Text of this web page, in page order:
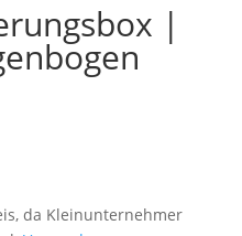
|
da Kleinunternehmer